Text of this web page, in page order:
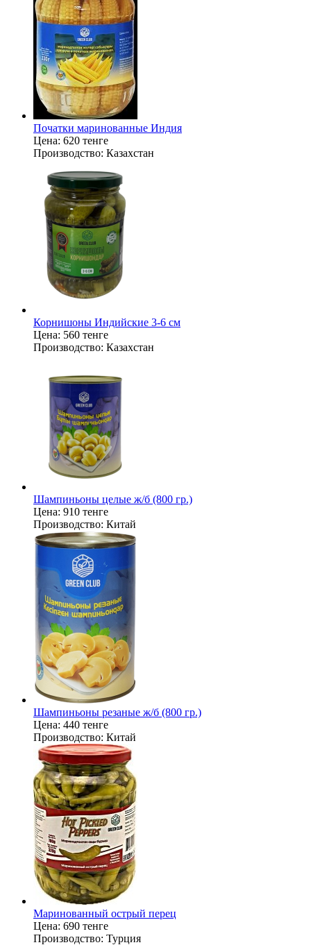
Початки маринованные Индия
Цена: 620 тенге
Производство: Казахстан
Корнишоны Индийские 3-6 см
Цена: 560 тенге
Производство: Казахстан
Шампиньоны целые ж/б (800 гр.)
Цена: 910 тенге
Производство: Китай
Шампиньоны резаные ж/б (800 гр.)
Цена: 440 тенге
Производство: Китай
Маринованный острый перец
Цена: 690 тенге
Производство: Турция